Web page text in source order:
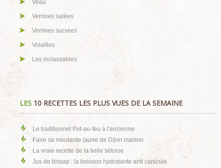
Veau
Verrines salées
Verrines sucrées
Volailles
Les inclassables
LES 10 RECETTES LES PLUS VUES DE LA SEMAINE
Le traditionnel Pot-au-feu à l'ancienne
Faire sa moutarde jaune de Dijon maison
La vraie recette de la tielle sètoise
Jus de bissap : la boisson hydratante anti canicule